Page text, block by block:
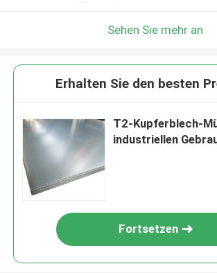
Sehen Sie mehr an
Erhalten Sie den besten
T2-Kupferblech-
industriellen
Fortsetzen